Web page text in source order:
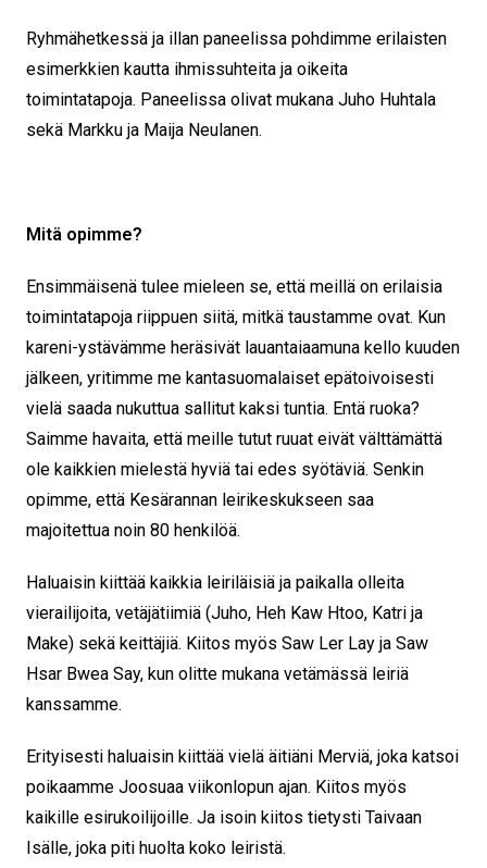
Ryhmähetkessä ja illan paneelissa pohdimme erilaisten
esimerkkien kautta ihmissuhteita ja oikeita
toimintatapoja. Paneelissa olivat mukana Juho Huhtala
sekä Markku ja Maija Neulanen.
Mitä opimme?
Ensimmäisenä tulee mieleen se, että meillä on erilaisia
toimintatapoja riippuen siitä, mitkä taustamme ovat. Kun
kareni-ystävämme heräsivät lauantaiaamuna kello kuuden
jälkeen, yritimme me kantasuomalaiset epätoivoisesti
vielä saada nukuttua sallitut kaksi tuntia. Entä ruoka?
Saimme havaita, että meille tutut ruuat eivät välttämättä
ole kaikkien mielestä hyviä tai edes syötäviä. Senkin
opimme, että Kesärannan leirikeskukseen saa
majoitettua noin 80 henkilöä.
Haluaisin kiittää kaikkia leiriläisiä ja paikalla olleita
vierailijoita, vetäjätiimiä (Juho, Heh Kaw Htoo, Katri ja
Make) sekä keittäjiä. Kiitos myös Saw Ler Lay ja Saw
Hsar Bwea Say, kun olitte mukana vetämässä leiriä
kanssamme.
Erityisesti haluaisin kiittää vielä äitiäni Merviä, joka katsoi
poikaamme Joosuaa viikonlopun ajan. Kiitos myös
kaikille esirukoilijoille. Ja isoin kiitos tietysti Taivaan
Isälle, joka piti huolta koko leiristä.